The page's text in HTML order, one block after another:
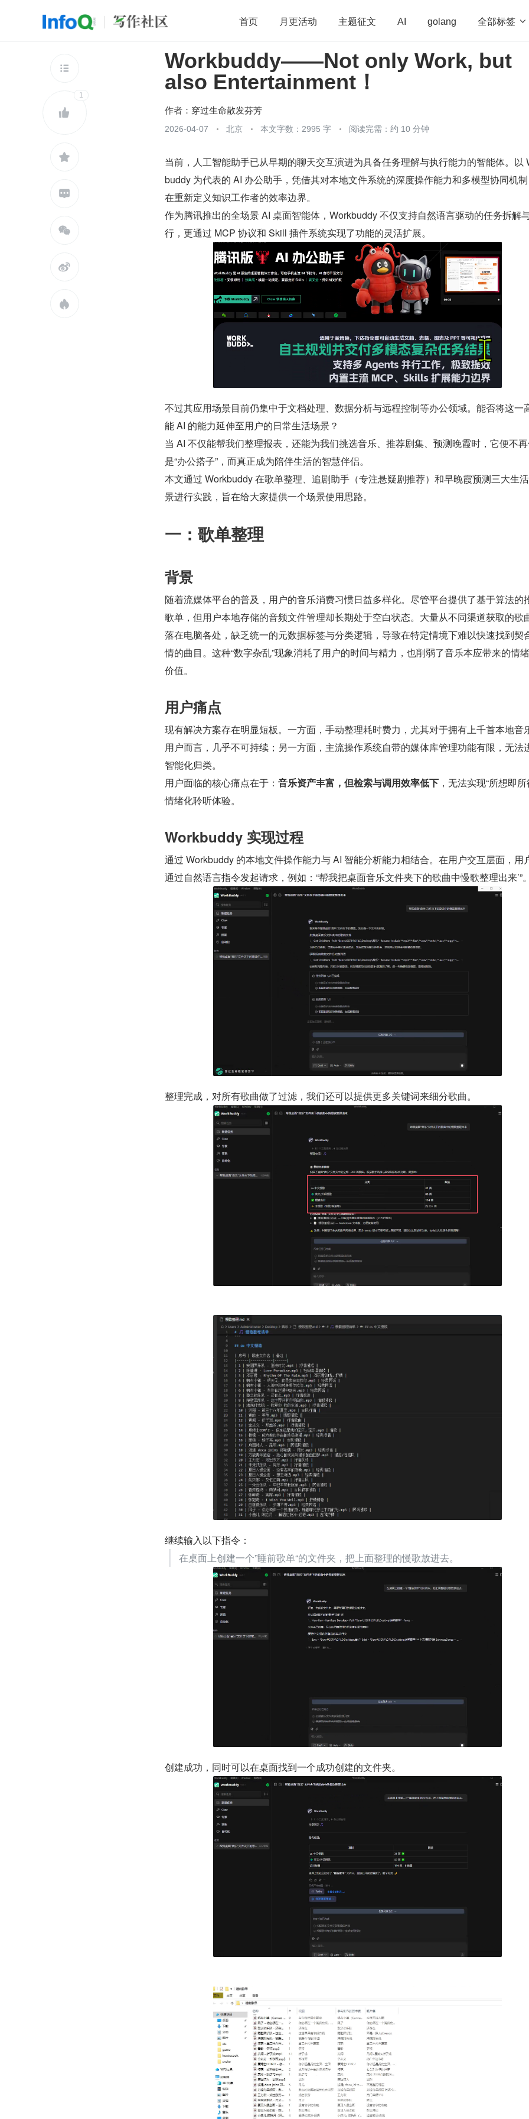
首页 月更活动 主题征文 AI golang 全部标签 
开源 架构 OpenHarmony 算法 学习方法 Web3.0
团队管理 程序员 运维 深度思考
查看更多


1





Workbuddy——Not only Work, but
also Entertainment！
作者： 穿过生命散发芬芳
2026-04-07 北京 本文字数：2995 字 阅读完需：约 10 分钟
当前，人工智能助手已从早期的聊天交互演进为具备任务理解与执行能力的智能体。以
buddy 为代表的 AI 办公助手，凭借其对本地文件系统的深度操作能力和多模型协同机
在重新定义知识工作者的效率边界。
作为腾讯推出的全场景 AI 桌面智能体，Workbuddy 不仅支持自然语言驱动的任务拆解
行，更通过 MCP 协议和 Skill 插件系统实现了功能的灵活扩展。
不过其应用场景目前仍集中于文档处理、数据分析与远程控制等办公领域。能否将这一
能 AI 的能力延伸至用户的日常生活场景？
当 AI 不仅能帮我们整理报表，还能为我们挑选音乐、推荐剧集、预测晚霞时，它便不
是“办公搭子”，而真正成为陪伴生活的智慧伴侣。
本文通过 Workbuddy 在歌单整理、追剧助手（专注悬疑剧推荐）和早晚霞预测三大生
景进行实践，旨在给大家提供一个场景使用思路。
一：歌单整理
背景
随着流媒体平台的普及，用户的音乐消费习惯日益多样化。尽管平台提供了基于算法的
歌单，但用户本地存储的音频文件管理却长期处于空白状态。大量从不同渠道获取的歌
落在电脑各处，缺乏统一的元数据标签与分类逻辑，导致在特定情境下难以快速找到契
情的曲目。这种“数字杂乱”现象消耗了用户的时间与精力，也削弱了音乐本应带来的情
价值。
用户痛点
现有解决方案存在明显短板。一方面，手动整理耗时费力，尤其对于拥有上千首本地音
用户而言，几乎不可持续；另一方面，主流操作系统自带的媒体库管理功能有限，无法
智能化归类。
用户面临的核心痛点在于： 音乐资产丰富，但检索与调用效率低下 ，无法实现“所想即所
情绪化聆听体验。
Workbuddy 实现过程
通过 Workbuddy 的本地文件操作能力与 AI 智能分析能力相结合。在用户交互层面，用
通过自然语言指令发起请求，例如：“帮我把桌面音乐文件夹下的歌曲中慢歌整理出来’”
整理完成，对所有歌曲做了过滤，我们还可以提供更多关键词来细分歌曲。
继续输入以下指令：
在桌面上创建一个”睡前歌单“的文件夹，把上面整理的慢歌放进去。
创建成功，同时可以在桌面找到一个成功创建的文件夹。